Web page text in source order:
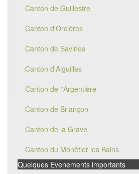
Canton de Guillestre
Canton d'Orcières
Canton de Savines
Canton d'Aiguilles
Canton de l'Argentière
Canton de Briançon
Canton de la Grave
Canton du Monêtier les Bains
Quelques Evenements importants